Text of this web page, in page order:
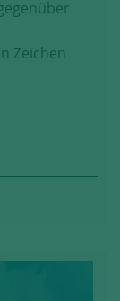
Zeichen